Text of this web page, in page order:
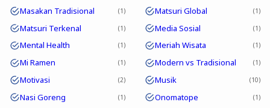
Masakan Tradisional 1 Matsuri Global 1
Matsuri Terkenal 1 Media Sosial 1
Mental Health 1 Meriah Wisata 1
Mi Ramen 1 Modern vs Tradisional 1
Motivasi 2 Musik 10
Nasi Goreng 1 Onomatope 1